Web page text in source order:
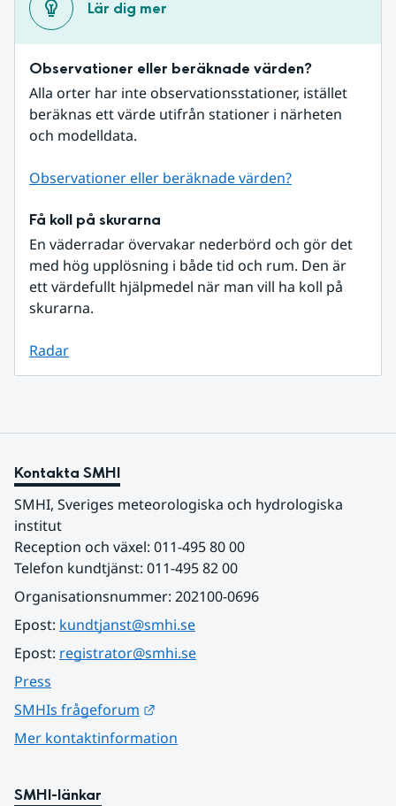
Lär dig mer
Observationer eller beräknade värden?
Alla orter har inte observationsstationer, istället
beräknas ett värde utifrån stationer i närheten
och modelldata.
Observationer eller beräknade värden?
Få koll på skurarna
En väderradar övervakar nederbörd och gör det
med hög upplösning i både tid och rum. Den är
ett värdefullt hjälpmedel när man vill ha koll på
skurarna.
Radar
Kontakta SMHI
SMHI, Sveriges meteorologiska och hydrologiska
institut
Reception och växel: 011-495 80 00
Telefon kundtjänst: 011-495 82 00
Organisationsnummer: 202100-0696
Epost: kundtjanst@smhi.se
Epost: registrator@smhi.se
Press
SMHIs frågeforum
Mer kontaktinformation
SMHI-länkar